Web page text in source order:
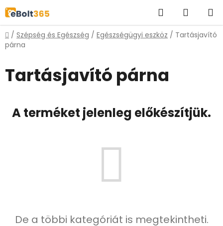
Ugrás
fő
tartalomhoz
KeresésKOSÁR
Kezdőlap
/ Szépség és Egészség / Egészségügyi eszköz / Tartásjavító
párna
Tartásjavító párna
A terméket jelenleg előkészítjük.
De a többi kategóriát is megtekintheti.